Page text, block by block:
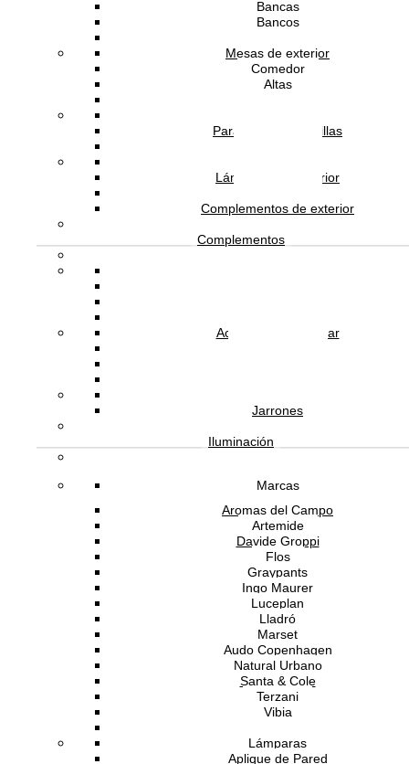
Bancas
Bancos
Mesas de exterior
Comedor
Altas
Parasoles y sombrillas
Lámparas de exterior
Complementos de exterior
Complementos
Accesorios del Hogar
Jarrones
Iluminación
Marcas
Aromas del Campo
Artemide
Davide Groppi
Flos
Graypants
Ingo Maurer
Luceplan
Lladró
Marset
Audo Copenhagen
Natural Urbano
Santa & Cole
Terzani
Vibia
Lámparas
Aplique de Pared
Carlotta Fortuna
Garantía
2 años
Tiempo de entrega
He leído y acepto la
ATENCIÓN AL CLIENTE
Software Gestión